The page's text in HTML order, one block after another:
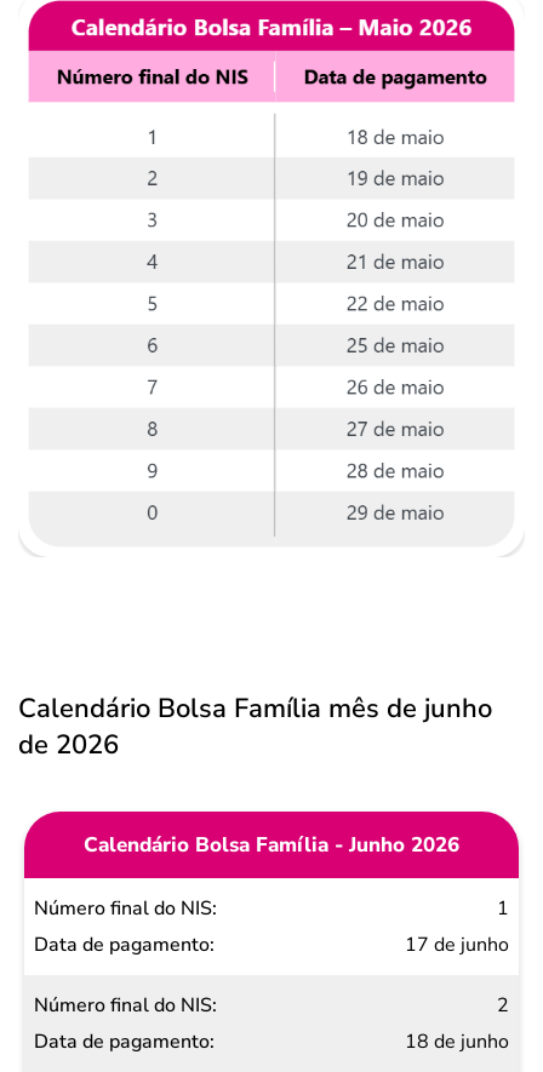
Calendário Bolsa Família mês de junho
de 2026
Calendário Bolsa Família - Junho 2026
Número
final do
Data de
pagamento
1
17 de junho
2
18 de junho